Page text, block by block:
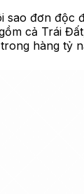
sao đơn độc
cả Trái
hàng tỷ